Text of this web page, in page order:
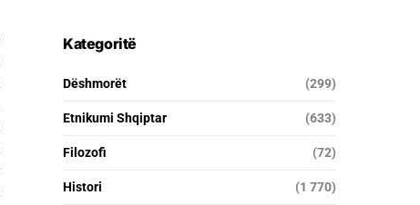
Kategoritë
Dëshmorët (299)
Etnikumi Shqiptar (633)
Filozofi (72)
Histori (1 770)